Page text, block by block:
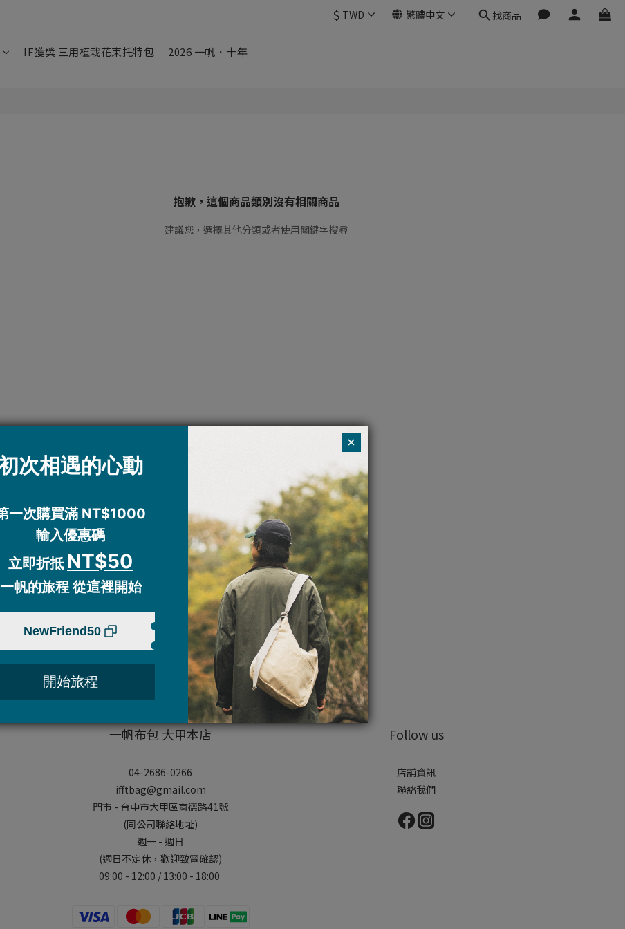
$ TWD 繁體中文 找商品
IF獲獎 三用植栽花束托特包 2026 一帆．十年
抱歉，這個商品類別沒有相關商品
建議您，選擇其他分類或者使用關鍵字搜尋
一帆布包 大甲本店
04-2686-0266
ifftbag@gmail.com
門市 - 台中市大甲區育德路41號
(同公司聯絡地址)
週一 - 週日
(週日不定休，歡迎致電確認)
09:00 - 12:00 / 13:00 - 18:00
Follow us
店舖資訊
聯絡我們